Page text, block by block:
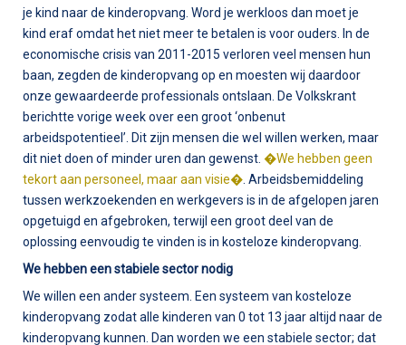
je kind naar de kinderopvang. Word je werkloos dan moet je
kind eraf omdat het niet meer te betalen is voor ouders. In de
economische crisis van 2011-2015 verloren veel mensen hun
baan, zegden de kinderopvang op en moesten wij daardoor
onze gewaardeerde professionals ontslaan. De Volkskrant
berichtte vorige week over een groot ‘onbenut
arbeidspotentieel’. Dit zijn mensen die wel willen werken, maar
dit niet doen of minder uren dan gewenst. �We hebben geen
tekort aan personeel, maar aan visie� . Arbeidsbemiddeling
tussen werkzoekenden en werkgevers is in de afgelopen jaren
opgetuigd en afgebroken, terwijl een groot deel van de
oplossing eenvoudig te vinden is in kosteloze kinderopvang.
We hebben een stabiele sector nodig
We willen een ander systeem. Een systeem van kosteloze
kinderopvang zodat alle kinderen van 0 tot 13 jaar altijd naar de
kinderopvang kunnen. Dan worden we een stabiele sector; dat